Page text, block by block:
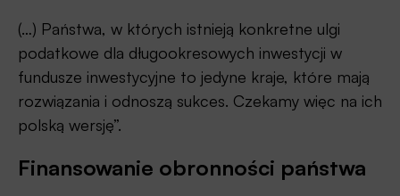
(…) Państwa, w których istnieją konkretne ulgi
podatkowe dla długookresowych inwestycji w
fundusze inwestycyjne to jedyne kraje, które mają
rozwiązania i odnoszą sukces. Czekamy więc na ich
polską wersję”.
Finansowanie obronności państwa